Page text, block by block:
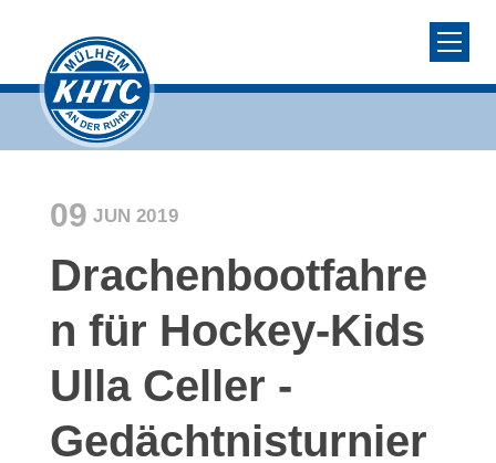
09 JUN 2019
Drachenbootfahre
n für Hockey-Kids
Ulla Celler -
Gedächtnisturnier